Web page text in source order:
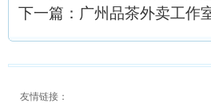
下一篇： 广州品茶外卖工作
友情链接：